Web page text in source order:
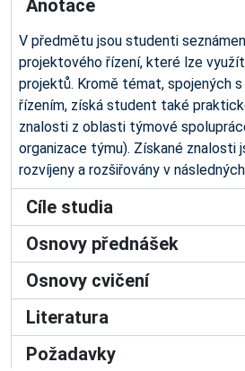
Anotace
V předmětu jsou studenti
projektového řízení, které lze
projektů. Kromě témat, spojených
řízením, získá student také
znalosti z oblasti týmové
organizace týmu). Získané znalosti
rozvíjeny a rozšiřovány v
Cíle studia
Osnovy přednášek
Osnovy cvičení
Literatura
Požadavky